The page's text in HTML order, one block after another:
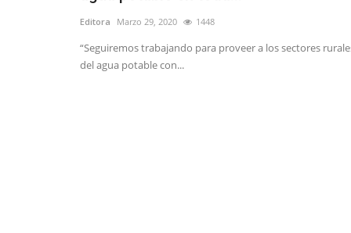
Editora Marzo 29, 2020 1448
“Seguiremos trabajando para proveer a los sectores
del agua potable con...